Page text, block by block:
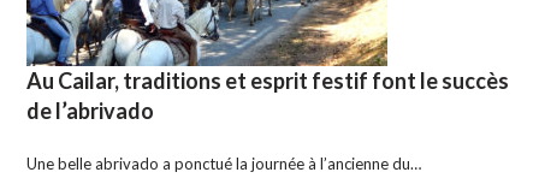
Au Cailar, traditions et esprit festif font le succès
de l’abrivado
Une belle abrivado a ponctué la journée à l’ancienne du…